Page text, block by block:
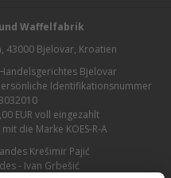
Waffelfabrik
43000 Bjelovar, Kroatien
Bjelovar
Identifikationsnummer
EUR voll eingezahlt
die Marke KOES-R-A
Krešimir Pajić
- Ivan Grbešić